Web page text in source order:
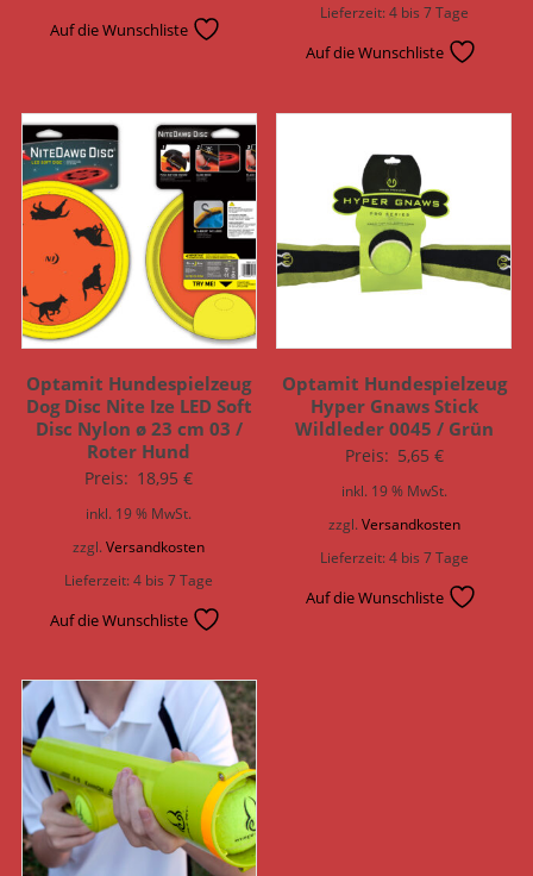
Auf die Wunschliste
Lieferzeit:4 bis 7 Tage
Auf die Wunschliste
Optamit Hundespielzeug
Dog Disc Nite Ize LED Soft
Disc Nylon ø 23 cm 03 /
Roter Hund
Preis: 18,95€
inkl. 19 % MwSt.
zzgl.Versandkosten
Lieferzeit:4 bis 7 Tage
Auf die Wunschliste
Optamit Hundespielzeug
Hyper Gnaws Stick
Wildleder 0045 / Grün
Preis: 5,65 €
inkl. 19 % MwSt.
zzgl. Versandkosten
Lieferzeit:4 bis 7 Tage
Auf die Wunschliste